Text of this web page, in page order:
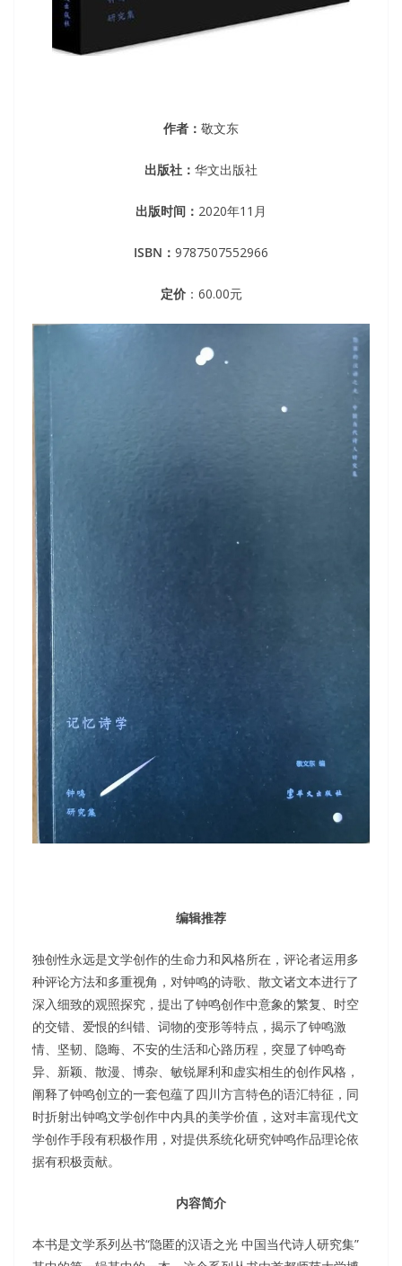
作者： 敬文东
出版社： 华文出版社
出版时间： 2020年11月
ISBN： 9787507552966
定价：60.00元
编辑推荐
独创性永远是文学创作的生命力和风格所在，评论者运用多
种评论方法和多重视角，对钟鸣的诗歌、散文诸文本进行了
深入细致的观照探究，提出了钟鸣创作中意象的繁复、时空
的交错、爱恨的纠错、词物的变形等特点，揭示了钟鸣激
情、坚韧、隐晦、不安的生活和心路历程，突显了钟鸣奇
异、新颖、散漫、博杂、敏锐犀利和虚实相生的创作风格，
阐释了钟鸣创立的一套包蕴了四川方言特色的语汇特征，同
时折射出钟鸣文学创作中内具的美学价值，这对丰富现代文
学创作手段有积极作用，对提供系统化研究钟鸣作品理论依
据有积极贡献。
内容简介
本书是文学系列丛书“隐匿的汉语之光 中国当代诗人研究集”